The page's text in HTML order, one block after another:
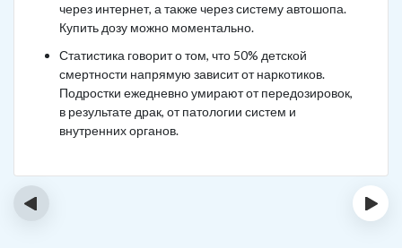
через интернет, а также через систему автошопа.
Купить дозу можно моментально.
Статистика говорит о том, что 50% детской
смертности напрямую зависит от наркотиков.
Подростки ежедневно умирают от передозировок,
в результате драк, от патологии систем и
внутренних органов.
‹ ›